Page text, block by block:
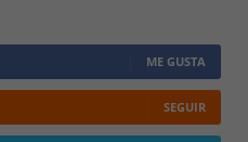
ME GUSTA
SEGUIR